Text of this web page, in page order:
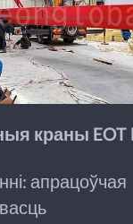
краны EOT
апрацоўчая